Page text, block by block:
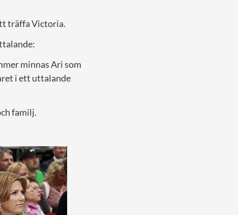
träffa Victoria.
minnas Ari som
i ett uttalande
familj.